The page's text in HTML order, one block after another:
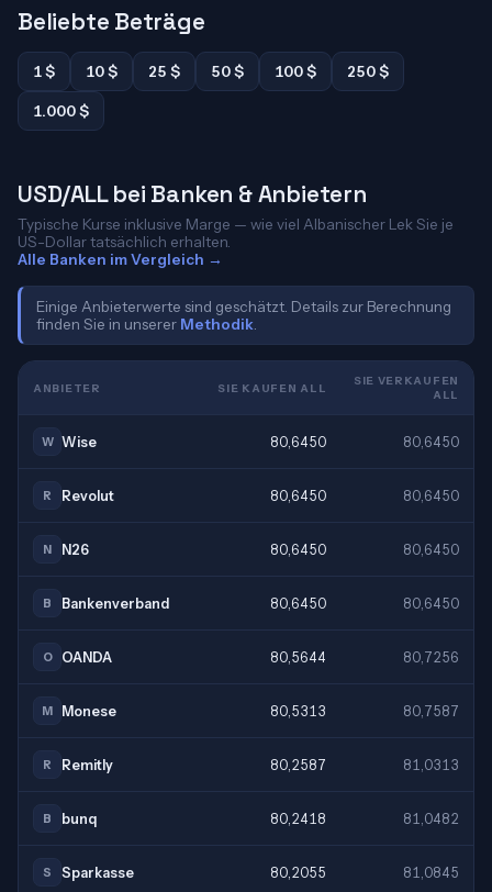
Beliebte Beträge
1 $ 10 $ 25 $ 50 $ 100 $
250 $
1.000 $
USD/ALL bei Banken & Anbietern
Typische Kurse inklusive Marge — wie viel Albanischer Lek Sie je
US-Dollar tatsächlich erhalten.
Alle Banken im Vergleich →
Einige Anbieterwerte sind geschätzt. Details zur Berechnung
finden Sie in unserer Methodik
ANBIETER SIE KAUFEN ALL
SIE VERKAUFEN
ALL
W Wise 80,6450 80,6450
R Revolut 80,6450 80,6450
N N26 80,6450 80,6450
B Bankenverband 80,6450 80,6450
O OANDA 80,5644 80,7256
M Monese 80,5313 80,7587
R Remitly 80,2587 81,0313
B bunq 80,2418 81,0482
S Sparkasse 80,2055 81,0845